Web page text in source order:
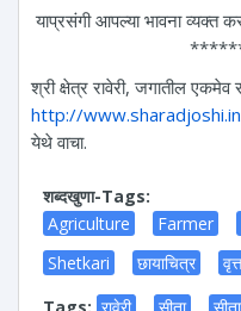
याप्रसंगी आपल्या भावना व्यक्त
श्री क्षेत्र रावेरी, जगातील एकमेव
http://
येथे वाचा.
शब्दखुणा-Tags:
Agriculture
Farmer
Shetkari
छायाचित्र